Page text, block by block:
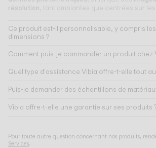
résolution , tant ambiantes que centrées sur les
Ce produit est-il personnalisable, y compris
dimensions ?
Comment puis-je commander un produit chez
Quel type d'assistance Vibia offre-t-elle tout
Puis-je demander des échantillons de
Vibia offre-t-elle une garantie sur ses produits
Pour toute autre question concernant nos produits,
Services.